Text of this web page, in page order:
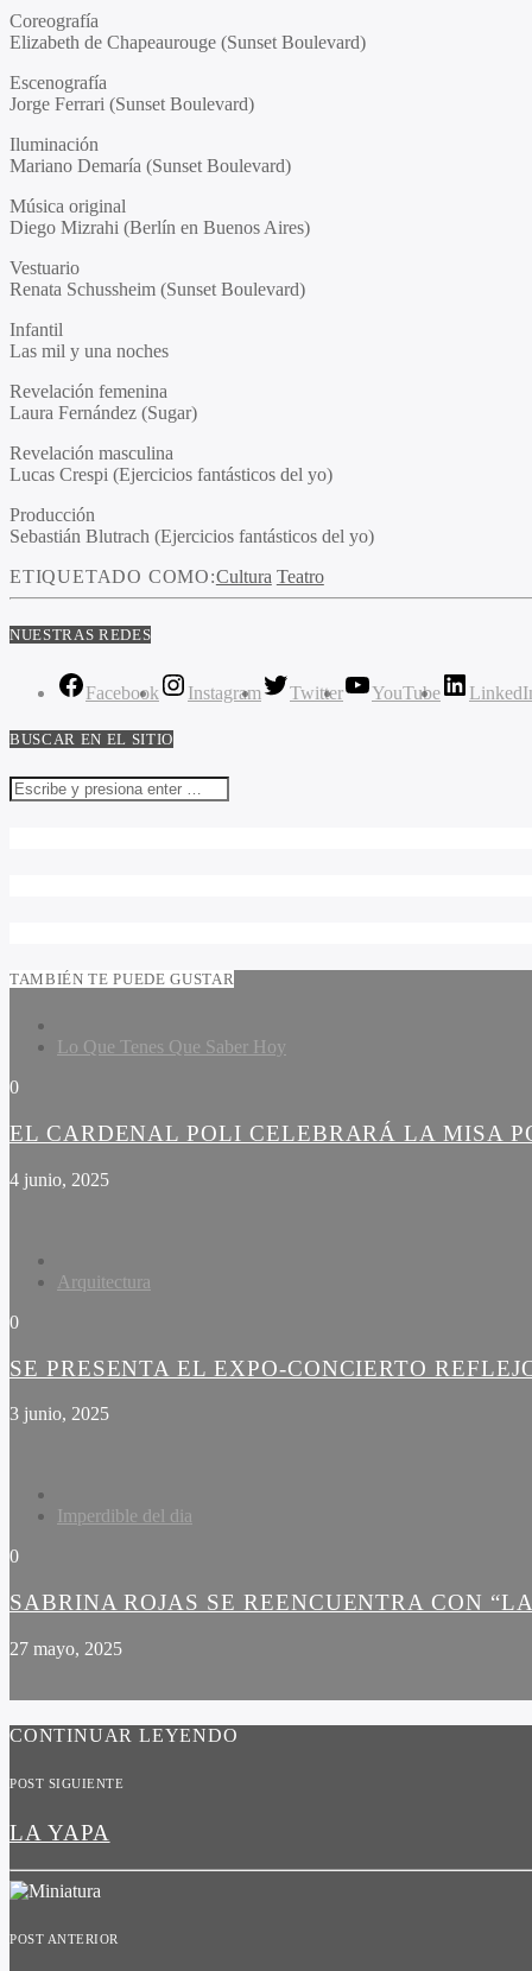
Coreografía
Elizabeth de Chapeaurouge (Sunset Boulevard)
Escenografía
Jorge Ferrari (Sunset Boulevard)
Iluminación
Mariano Demaría (Sunset Boulevard)
Música original
Diego Mizrahi (Berlín en Buenos Aires)
Vestuario
Renata Schussheim (Sunset Boulevard)
Infantil
Las mil y una noches
Revelación femenina
Laura Fernández (Sugar)
Revelación masculina
Lucas Crespi (Ejercicios fantásticos del yo)
Producción
Sebastián Blutrach (Ejercicios fantásticos del yo)
ETIQUETADO COMO:Cultura Teatro
NUESTRAS REDES
Facebook Instagram Twitter YouTube
BUSCAR EN EL SITIO
TAMBIÉN TE PUEDE GUSTAR
Lo Que Tenes Que Saber Hoy
0
EL CARDENAL POLI CELEBRARÁ LA MISA
4 junio, 2025
Arquitectura
0
SE PRESENTA EL EXPO-CONCIERTO
3 junio, 2025
Imperdible del dia
0
SABRINA ROJAS SE REENCUENTRA CON
27 mayo, 2025
CONTINUAR LEYENDO
POST SIGUIENTE
LA YAPA
POST ANTERIOR